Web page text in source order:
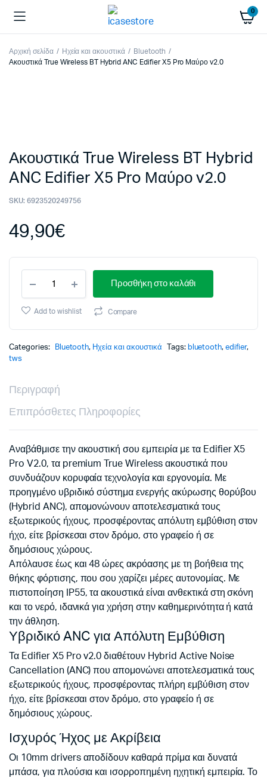
0
Αρχική σελίδα Ηχεία και ακουστικά
Bluetooth
Ακουστικά True Wireless BT Hybrid ANC Edifier X5 Pro Μαύρο v2.0
Ακουστικά True Wireless BT Hybrid
ANC Edifier X5 Pro Μαύρο v2.0
SKU: 6923520249756
49,90€
True
Wireless
BT
ANC
Edifier
v2.0
Προσθήκη στο καλάθι
Add to wishlist Compare
Categories: Bluetooth, Ηχεία και ακουστικά Tags: bluetooth,edifier,
tws
Περιγραφή
Επιπρόσθετες Πληροφορίες
Αναβάθμισε την ακουστική σου εμπειρία με τα Edifier X5
Pro V2.0, τα premium True Wireless ακουστικά που
συνδυάζουν κορυφαία τεχνολογία και εργονομία. Με
προηγμένο υβριδικό σύστημα ενεργής ακύρωσης θορύβου
(Hybrid ANC), απομονώνουν αποτελεσματικά τους
εξωτερικούς ήχους, προσφέροντας απόλυτη εμβύθιση στον
ήχο, είτε βρίσκεσαι στον δρόμο, στο γραφείο ή σε
δημόσιους χώρους.
Απόλαυσε έως και 48 ώρες ακρόασης με τη βοήθεια της
θήκης φόρτισης, που σου χαρίζει μέρες αυτονομίας. Με
πιστοποίηση IP55, τα ακουστικά είναι ανθεκτικά στη σκόνη
και το νερό, ιδανικά για χρήση στην καθημερινότητα ή κατά
την άθληση.
Υβριδικό ANC για Απόλυτη Εμβύθιση
Τα Edifier X5 Pro v2.0 διαθέτουν Hybrid Active Noise
Cancellation (ANC) που απομονώνει αποτελεσματικά τους
εξωτερικούς ήχους, προσφέροντας πλήρη εμβύθιση στον
ήχο, είτε βρίσκεσαι στον δρόμο, στο γραφείο ή σε
δημόσιους χώρους.
Ισχυρός Ήχος με Ακρίβεια
Οι 10mm drivers αποδίδουν καθαρά πρίμα και δυνατά
μπάσα, για πλούσια και ισορροπημένη ηχητική εμπειρία. Το